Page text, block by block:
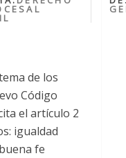
de los
Código
el artículo 2
igualdad
fe